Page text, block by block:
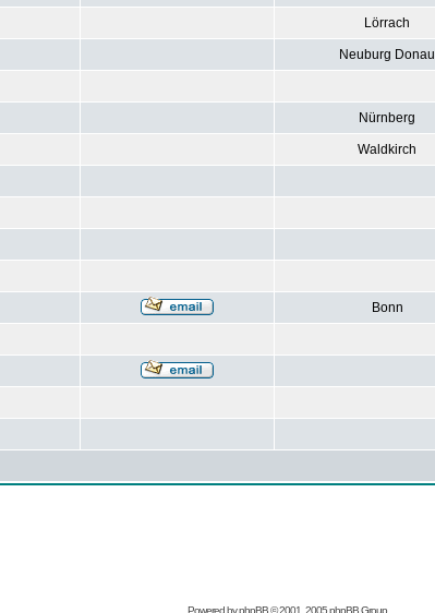
Lörrach
Neuburg Donau
Nürnberg
Waldkirch
Bonn
Powered byphpBB© 2001, 2005 phpBB Group